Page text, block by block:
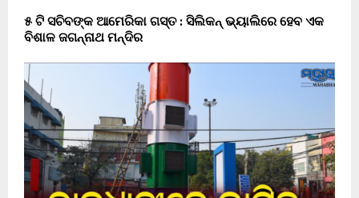
୫ ଟି ସଚିବଙ୍କ ଆମେରିକା ଗସ୍ତ : ସିଲିକନ୍ ଭ୍ୟାଲିରେ ହେବ ଏକ
ବିଶାଳ ଜଗନ୍ନାଥ ମନ୍ଦିର